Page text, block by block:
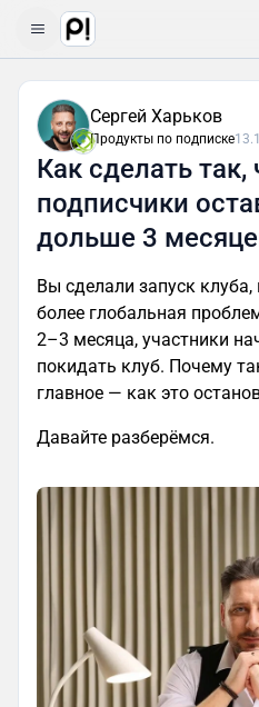
Сергей Харьков
Продукты по подписке
Как сделать так,
подписчики
дольше 3
Вы сделали запуск клуба,
более глобальная
2–3 месяца, участники
покидать клуб. Почему
главное — как это
Давайте разберёмся.